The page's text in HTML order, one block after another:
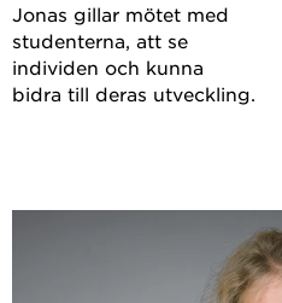
Jonas gillar mötet med
studenterna, att se
individen och kunna
bidra till deras utveckling.